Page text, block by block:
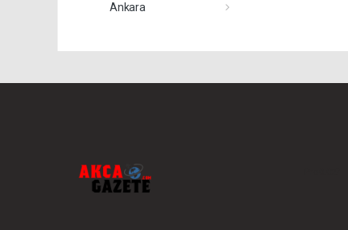
Ankara